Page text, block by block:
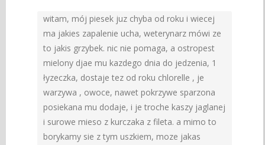
witam, mój piesek juz chyba od roku i wiecej
ma jakies zapalenie ucha, weterynarz mówi ze
to jakis grzybek. nic nie pomaga, a ostropest
mielony djae mu kazdego dnia do jedzenia, 1
łyzeczka, dostaje tez od roku chlorelle , je
warzywa , owoce, nawet pokrzywe sparzona
posiekana mu dodaje, i je troche kaszy jaglanej
i surowe mieso z kurczaka z fileta. a mimo to
borykamy sie z tym uszkiem, moze jakas